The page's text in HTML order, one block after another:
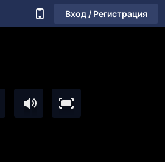
Вход / Регистрация